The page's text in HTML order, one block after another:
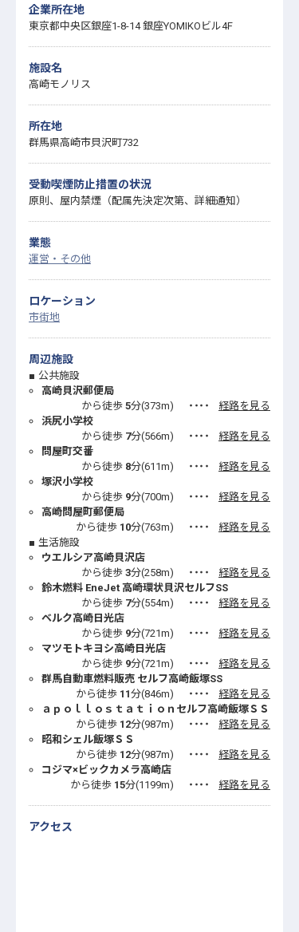
企業所在地
東京都中央区銀座1-8-14 銀座YOMIKOビル4F
施設名
高崎モノリス
所在地
群馬県高崎市貝沢町732
受動喫煙防止措置の状況
原則、屋内禁煙（配属先決定次第、詳細通知）
業態
運営・その他
ロケーション
市街地
周辺施設
公共施設
高崎貝沢郵便局
から徒歩 5分(373m) ・・・・
経路を見る
浜尻小学校
から徒歩 7分(566m) ・・・・
経路を見る
問屋町交番
から徒歩 8分(611m) ・・・・
経路を見る
塚沢小学校
から徒歩 9分(700m) ・・・・
経路を見る
高崎問屋町郵便局
から徒歩 10分(763m) ・・・・
経路を見る
生活施設
ウエルシア高崎貝沢店
から徒歩 3分(258m) ・・・・
経路を見る
鈴木燃料 EneJet 高崎環状貝沢セルフSS
から徒歩 7分(554m) ・・・・
経路を見る
ベルク高崎日光店
から徒歩 9分(721m) ・・・・
経路を見る
マツモトキヨシ高崎日光店
から徒歩 9分(721m) ・・・・
経路を見る
群馬自動車燃料販売 セルフ高崎飯塚SS
から徒歩 11分(846m) ・・・・
経路を見る
ａｐｏｌｌｏｓｔａｔｉｏｎセルフ高崎飯塚ＳＳ
から徒歩 12分(987m) ・・・・
経路を見る
昭和シェル飯塚ＳＳ
から徒歩 12分(987m) ・・・・
経路を見る
コジマ×ビックカメラ高崎店
から徒歩 15分(1199m) ・・・・ 経路を見る
アクセス